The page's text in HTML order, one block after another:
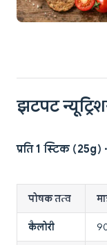
झटपट
प्रति 1 स्टिक
पोषक तत्व
कैलोरी